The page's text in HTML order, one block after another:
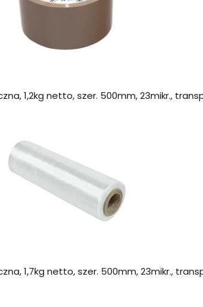
1,2kg netto, szer. 500mm, 23mikr.,
1,7kg netto, szer. 500mm, 23mikr.,